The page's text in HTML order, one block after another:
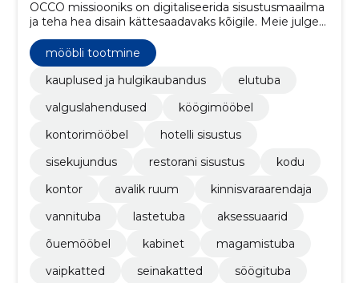
OCCO missiooniks on digitaliseerida sisustusmaailma
ja teha hea disain kättesaadavaks kõigile. Meie julge
ja ambitsioonikas tiim on pühendunud sinu ootuste
ületamisele. Meie sõnavaras pole kohta sõnal
&amp;#039;&amp;#039;ei&amp;#039;&amp;#039; ja
oleme alati valmis astuma lisasammu.
mööbli tootmine
kauplused ja hulgikaubandus
elutuba
valguslahendused
köögimööbel
kontorimööbel
hotelli sisustus
sisekujundus
restorani sisustus
kodu
kontor
avalik ruum
kinnisvaraarendaja
vannituba
lastetuba
aksessuaarid
õuemööbel
kabinet
magamistuba
vaipkatted
seinakatted
söögituba